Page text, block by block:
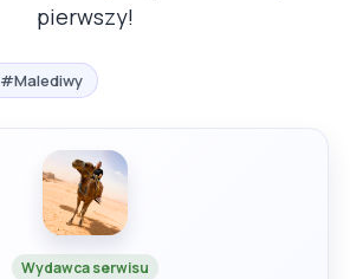
pierwszy!
#Malediwy
Wydawca serwisu